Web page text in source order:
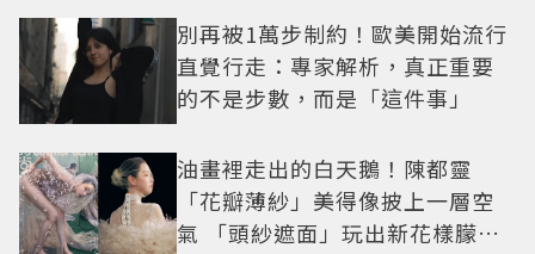
別再被1萬步制約！歐美開始流行
直覺行走：專家解析，真正重要
的不是步數，而是「這件事」
油畫裡走出的白天鵝！陳都靈
「花瓣薄紗」美得像披上一層空
氣 「頭紗遮面」玩出新花樣朦朧